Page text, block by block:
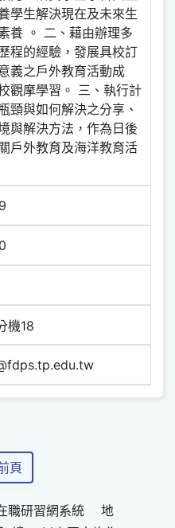
學生解決現在及未來生
養 。 二、藉由辦理多
程的經驗，發展具校訂
義之戶外教育活動成
觀摩學習。 三、執行計
頸與如何解決之分享、
與解決方法，作為日後
戶外教育及海洋教育活
機18
頁
職研習網系統 地